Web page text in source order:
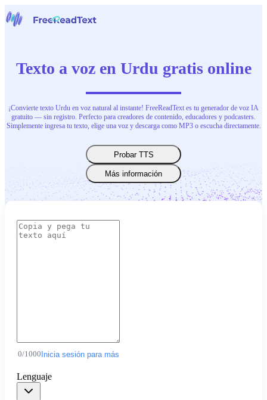
Herramientas
Contacta con nosotras
Texto a voz en Urdu gratis online
¡Convierte texto Urdu en voz natural al instante! FreeReadText es tu generador de voz IA
gratuito — sin registro. Perfecto para creadores de contenido, educadores y podcasters.
Simplemente ingresa tu texto, elige una voz y descarga como MP3 o escucha directamente.
Probar TTS
Más información
0/1000 Inicia sesión para más
Lenguaje